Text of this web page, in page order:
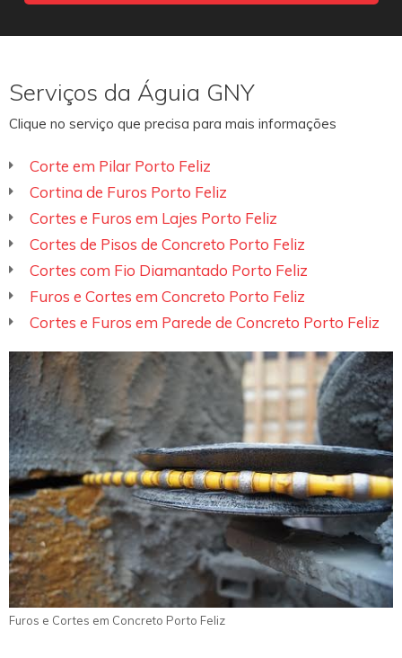
Serviços da Águia GNY
Clique no serviço que precisa para mais informações
Corte em Pilar Porto Feliz
Cortina de Furos Porto Feliz
Cortes e Furos em Lajes Porto Feliz
Cortes de Pisos de Concreto Porto Feliz
Cortes com Fio Diamantado Porto Feliz
Furos e Cortes em Concreto Porto Feliz
Cortes e Furos em Parede de Concreto Porto Feliz
Furos e Cortes em Concreto Porto Feliz